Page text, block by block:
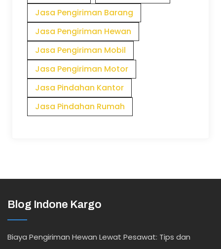
Jasa Pengiriman Barang
Jasa Pengiriman Hewan
Jasa Pengiriman Mobil
Jasa Pengiriman Motor
Jasa Pindahan Kantor
Jasa Pindahan Rumah
Blog Indone Kargo
Biaya Pengiriman Hewan Lewat Pesawat: Tips dan